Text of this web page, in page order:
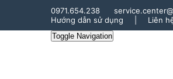
0971.654.238
Hướng dẫn sử dụng
Liên
Toggle Navigation